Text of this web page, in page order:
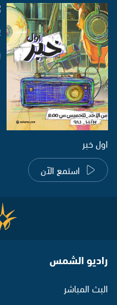
اول خبر
استمع الآن
راديو الشمس
البث المباشر